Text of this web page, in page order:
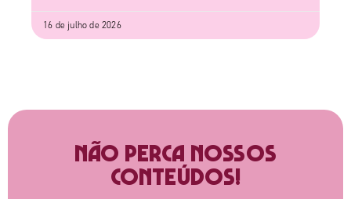
16 de julho de 2026
Não perca nossos
conteúdos!